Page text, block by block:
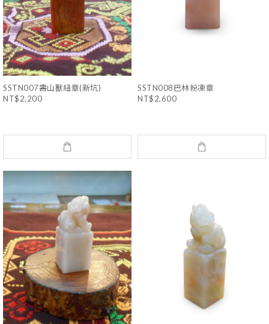
SSTN007壽山獸紐章(新坑)
NT$2,200
SSTN008巴林粉凍章
NT$2,600